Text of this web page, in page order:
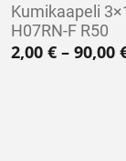
Kumikaapeli
H07RN-F R50
2,00 € – 90,00